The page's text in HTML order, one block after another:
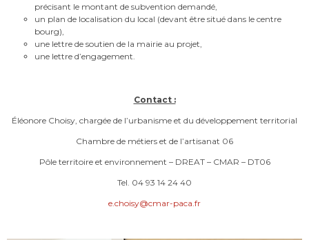
précisant le montant de subvention demandé,
un plan de localisation du local (devant être situé dans le centre
bourg),
une lettre de soutien de la mairie au projet,
une lettre d’engagement.
Contact :
Éléonore Choisy, chargée de l’urbanisme et du développement territorial
Chambre de métiers et de l’artisanat 06
Pôle territoire et environnement – DREAT – CMAR – DT06
Tel. 04 93 14 24 40
e.choisy@cmar-paca.fr